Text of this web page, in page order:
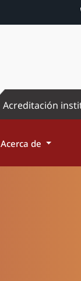
Acreditación
Acerca de